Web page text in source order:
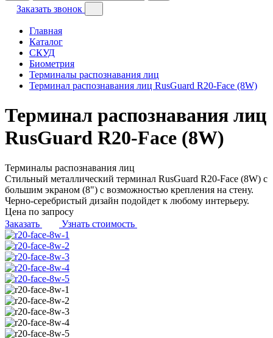
Заказать звонок
Главная
Каталог
СКУД
Биометрия
Терминалы распознавания лиц
Терминал распознавания лиц RusGuard R20-Face (8W)
Терминал распознавания лиц
RusGuard R20-Face (8W)
Терминалы распознавания лиц
Стильный металлический терминал RusGuard R20-Face (8W) с
большим экраном (8") с возможностью крепления на стену.
Черно-серебристый дизайн подойдет к любому интерьеру.
Цена по запросу
Заказать
Узнать стоимость